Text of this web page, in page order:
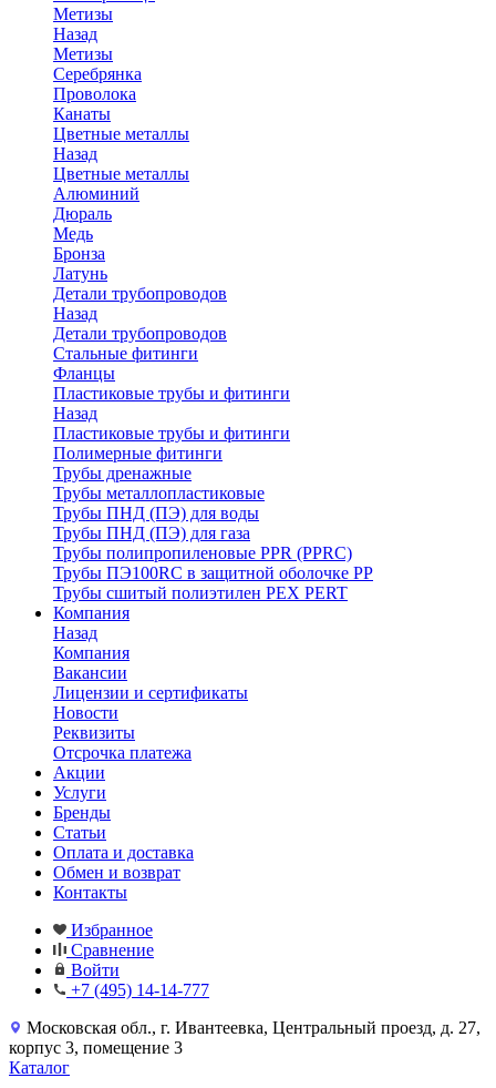
Метизы
Назад
Метизы
Серебрянка
Проволока
Канаты
Цветные металлы
Назад
Цветные металлы
Алюминий
Дюраль
Медь
Бронза
Латунь
Детали трубопроводов
Назад
Детали трубопроводов
Стальные фитинги
Фланцы
Пластиковые трубы и фитинги
Назад
Пластиковые трубы и фитинги
Полимерные фитинги
Трубы дренажные
Трубы металлопластиковые
Трубы ПНД (ПЭ) для воды
Трубы ПНД (ПЭ) для газа
Трубы полипропиленовые PPR (PPRC)
Трубы ПЭ100RC в защитной оболочке PP
Трубы сшитый полиэтилен PEX PERT
Компания
Назад
Компания
Вакансии
Лицензии и сертификаты
Новости
Реквизиты
Отсрочка платежа
Акции
Услуги
Бренды
Статьи
Оплата и доставка
Обмен и возврат
Контакты
Избранное
Сравнение
Войти
+7 (495) 14-14-777
Московская обл., г. Ивантеевка, Центральный проезд, д. 27,
корпус 3, помещение 3
Каталог